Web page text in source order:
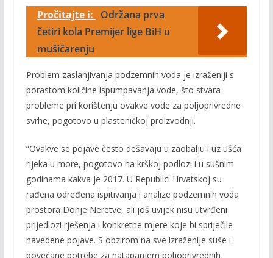
Pročitajte i:
Održana prva
četiri kola Premijer lige BiH u
mušičarenju
Problem zaslanjivanja podzemnih voda je izraženiji s
porastom količine ispumpavanja vode, što stvara
probleme pri korištenju ovakve vode za poljoprivredne
svrhe, pogotovo u plasteničkoj proizvodnji.
“Ovakve se pojave često dešavaju u zaobalju i uz ušća
rijeka u more, pogotovo na krškoj podlozi i u sušnim
godinama kakva je 2017. U Republici Hrvatskoj su
rađena određena ispitivanja i analize podzemnih voda
prostora Donje Neretve, ali još uvijek nisu utvrđeni
prijedlozi rješenja i konkretne mjere koje bi spriječile
navedene pojave. S obzirom na sve izraženije suše i
povećane potrebe za natapanjem poljoprivrednih